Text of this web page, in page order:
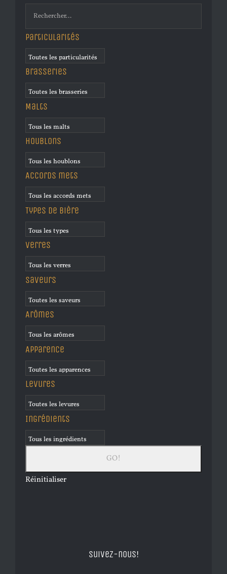
Particularités
Brasseries
Malts
Houblons
Accords mets
Types de bière
Verres
Saveurs
Arômes
Apparence
Levures
Ingrédients
Réinitialiser
Suivez-nous!